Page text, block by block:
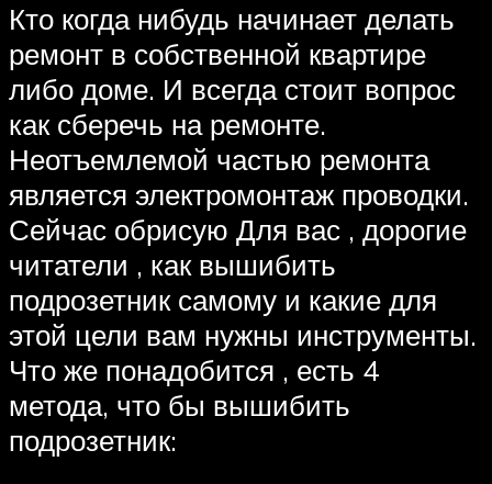
Кто когда нибудь начинает делать
ремонт в собственной квартире
либо доме. И всегда стоит вопрос
как сберечь на ремонте.
Неотъемлемой частью ремонта
является электромонтаж проводки.
Сейчас обрисую Для вас , дорогие
читатели , как вышибить
подрозетник самому и какие для
этой цели вам нужны инструменты.
Что же понадобится , есть 4
метода, что бы вышибить
подрозетник: